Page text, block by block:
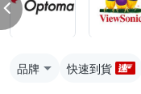
品牌 快速到貨